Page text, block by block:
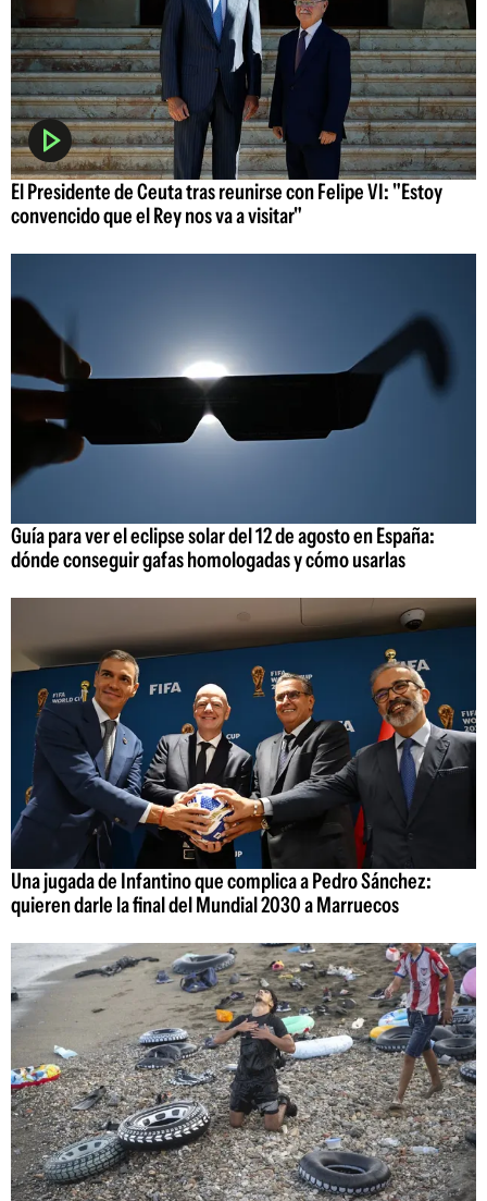
El Presidente de Ceuta tras reunirse con Felipe VI: "Estoy
convencido que el Rey nos va a visitar"
Guía para ver el eclipse solar del 12 de agosto en España:
dónde conseguir gafas homologadas y cómo usarlas
Una jugada de Infantino que complica a Pedro Sánchez:
quieren darle la final del Mundial 2030 a Marruecos